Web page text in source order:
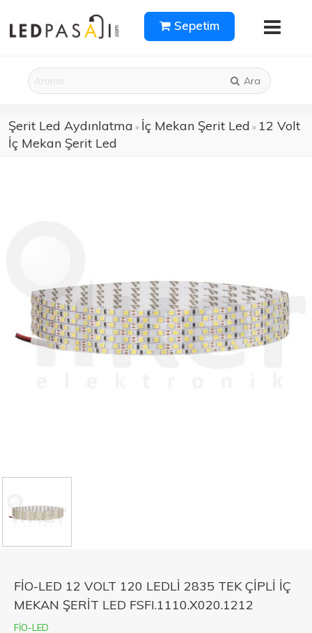
Sepetim
Ara
Şerit Led Aydınlatma » İç Mekan Şerit Led » 12 Volt
İç Mekan Şerit Led
FİO-LED 12 VOLT 120 LEDLİ 2835 TEK ÇİPLİ İÇ
MEKAN ŞERİT LED FSFI.1110.X020.1212
FİO-LED